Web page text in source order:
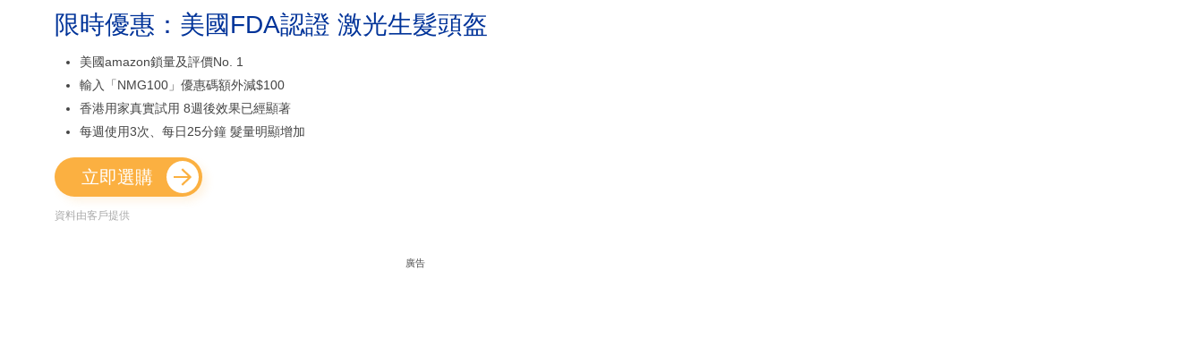
限時優惠：美國FDA認證 激光生髮頭盔
美國amazon鎖量及評價No. 1
輸入「NMG100」優惠碼額外減$100
香港用家真實試用 8週後效果已經顯著
每週使用3次、每日25分鐘 髮量明顯增加
立即選購
資料由客戶提供
廣告